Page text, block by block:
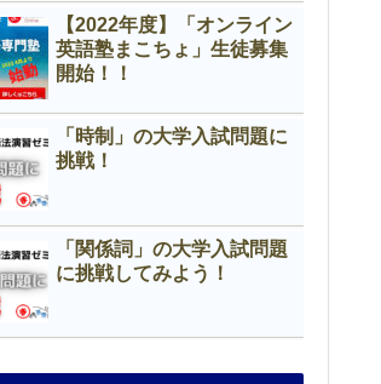
【2022年度】「オンライン
英語塾まこちょ」生徒募集
開始！！
「時制」の大学入試問題に
挑戦！
「関係詞」の大学入試問題
に挑戦してみよう！